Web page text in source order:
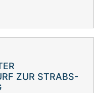
ZUR STRABS-